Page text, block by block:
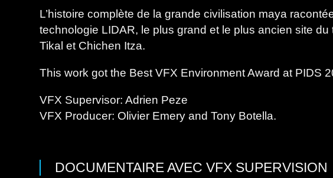
L’histoire complète de la grande civilisation maya
technologie LIDAR, le plus grand et le plus ancien site
Tikal et Chichen Itza.
This work got the Best VFX Environment Award at PIDS
VFX Supervisor: Adrien Peze
VFX Producer: Olivier Emery and Tony Botella.
DOCUMENTAIREAVECVFX SUPERVISION